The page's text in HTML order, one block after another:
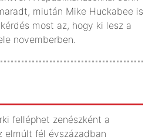
miután Mike Huckabee is
most az, hogy ki lesz a
novemberben.
felléphet zenészként a
elmúlt fél évszázadban